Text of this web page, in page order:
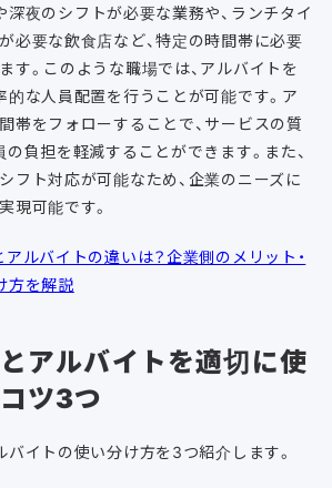
深夜のシフトが必要な業務や、ランチタイ
必要な飲食店など、特定の時間帯に必要
す。このような職場では、アルバイトを
的な人員配置を行うことが可能です。ア
帯をフォローすることで、サービスの質
の負担を軽減することができます。また、
フト対応が可能なため、企業のニーズに
現可能です。
ルバイトの違いは？企業側のメリット・
方を解説
アルバイトを適切に使
ツ3つ
バイトの使い分け方を3つ紹介します。